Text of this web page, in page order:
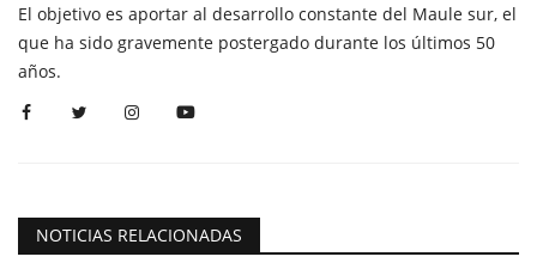
El objetivo es aportar al desarrollo constante del Maule sur, el
que ha sido gravemente postergado durante los últimos 50
años.
NOTICIAS RELACIONADAS